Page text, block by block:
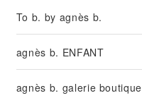
To b. by agnès b.
agnès b. ENFANT
agnès b. galerie boutique